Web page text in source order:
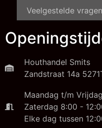
Veelgestelde vragen
Houthandel Smits
Zandstraat 14a
Maandag t/m
Zaterdag 8:00 -
Elke dag tussen